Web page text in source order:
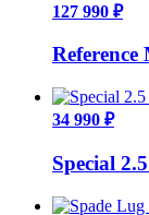
127 990 ₽
34 990 ₽
Special